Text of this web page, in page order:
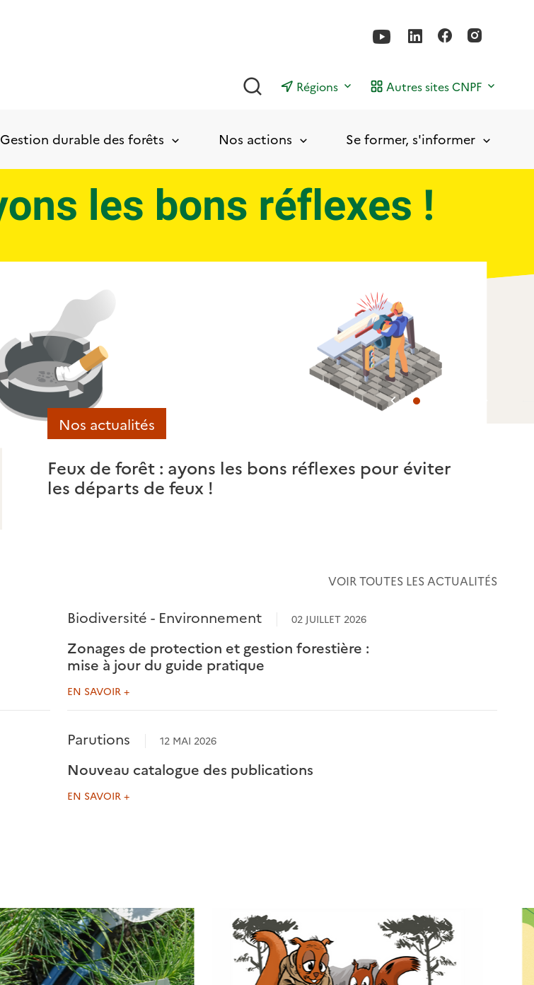
Rechercher
Régions Autres sites CNPF
Gestion durable des forêts Nos actions Se former, s'informer
Nos actualités
Feux de forêt : ayons les bons réflexes pour éviter
les départs de feux !
VOIR TOUTES LES ACTUALITÉS
Biodiversité - Environnement 02 JUILLET 2026
Zonages de protection et gestion forestière :
mise à jour du guide pratique
EN SAVOIR +
Parutions 12 MAI 2026
Nouveau catalogue des publications
EN SAVOIR +